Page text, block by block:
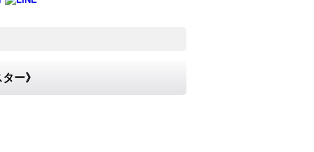
ー》